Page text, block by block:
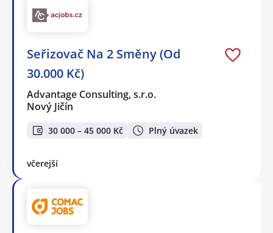
Seřizovač Na 2 Směny (Od
30.000 Kč)
Advantage Consulting, s.r.o.
Nový Jičín
30 000 – 45 000 Kč Plný úvazek
včerejší